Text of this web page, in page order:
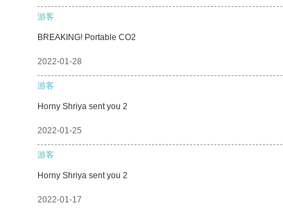
游客
BREAKING! Portable CO2
2022-01-28
游客
Horny Shriya sent you 2
2022-01-25
游客
Horny Shriya sent you 2
2022-01-17